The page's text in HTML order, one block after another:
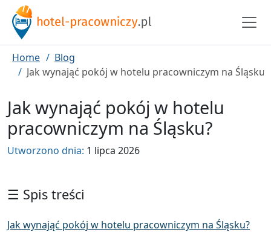
Home
Blog
Jak wynająć pokój w hotelu pracowniczym na Śląsku?
Jak wynająć pokój w hotelu
pracowniczym na Śląsku?
Utworzono dnia: 1 lipca 2026
☰ Spis treści
Jak wynająć pokój w hotelu pracowniczym na Śląsku?